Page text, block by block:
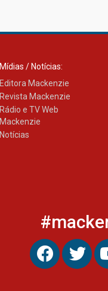
Mídias / Notícias:
Editora Mackenzie
Revista Mackenzie
Rádio e TV Web
Mackenzie
Notícias